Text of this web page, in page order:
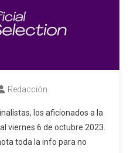
Redacción
los aficionados a la
viernes 6 de octubre 2023.
toda la info para no